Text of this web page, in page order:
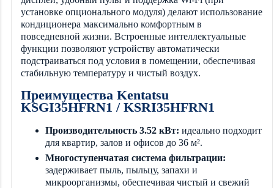
установке опционального модуля) делают использование
кондиционера максимально комфортным в
повседневной жизни. Встроенные интеллектуальные
функции позволяют устройству автоматически
подстраиваться под условия в помещении, обеспечивая
стабильную температуру и чистый воздух.
Преимущества Kentatsu
KSGI35HFRN1 / KSRI35HFRN1
Производительность 3.52 кВт: идеально подходит
для квартир, залов и офисов до 36 м².
Многоступенчатая система фильтрации:
задерживает пыль, пыльцу, запахи и
микроорганизмы, обеспечивая чистый и свежий